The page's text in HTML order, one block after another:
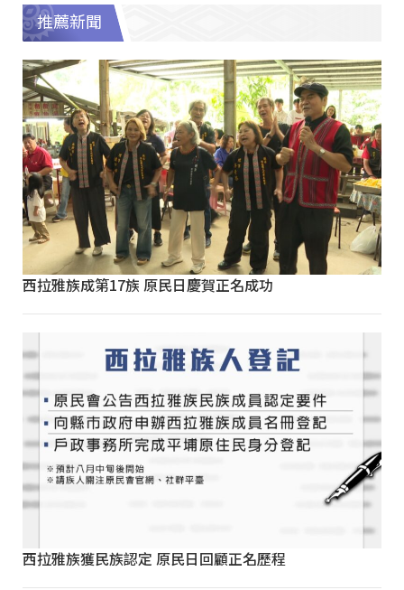
推薦新聞
西拉雅族成第17族 原民日慶賀正名成功
西拉雅族獲民族認定 原民日回顧正名歷程